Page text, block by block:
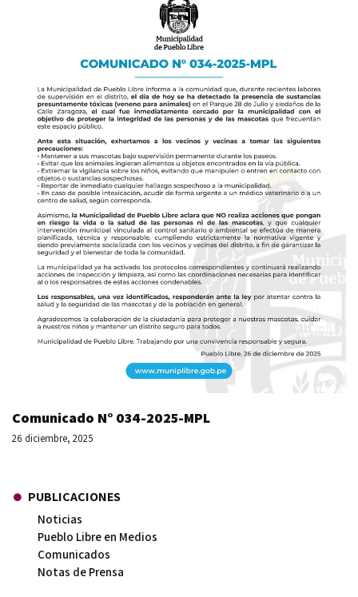
Comunicado N° 034-2025-MPL
26 diciembre, 2025
PUBLICACIONES
Noticias
Pueblo Libre en Medios
Comunicados
Notas de Prensa